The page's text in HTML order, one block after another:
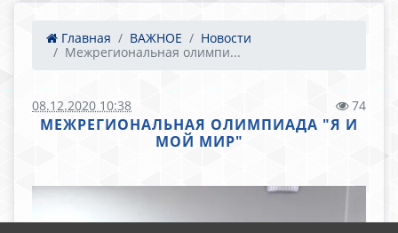
Главная ВАЖНОЕ
Новости
Межрегиональная олимпи...
08.12.2020 10:38 74
МЕЖРЕГИОНАЛЬНАЯ ОЛИМПИАДА "Я И
МОЙ МИР"